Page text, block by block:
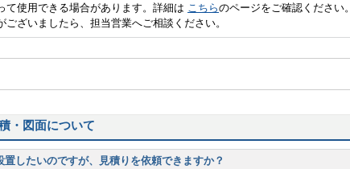
て使用できる場合があります。詳細は こちらのページをご確認ください。
ございましたら、担当営業へご相談ください。
・図面について
置したいのですが、見積りを依頼できますか？